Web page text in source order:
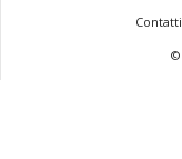
Contatti
©